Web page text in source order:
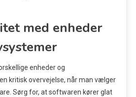
med enheder
enheder og
kritisk overvejelse, når man vælger
Sørg for, at softwaren kører glat